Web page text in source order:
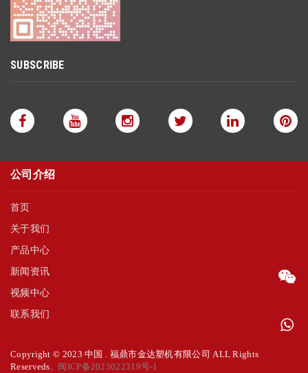
SUBSCRIBE
公司介绍
首页
关于我们
产品中心
新闻资讯
视频中心
联系我们
Copyright © 2023 中国 . 福鼎市金达塑机有限公司 ALL Rights
Reserveds. 闽ICP备2023022319号-1